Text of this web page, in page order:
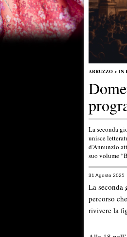
ABRUZZO > IN
La seconda
unisce
d’Annunzio
suo volume
31 Agosto 2025
La seconda
percorso
rivivere la